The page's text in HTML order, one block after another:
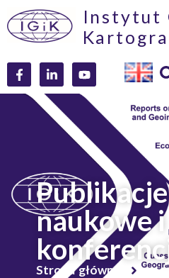
Instytut
Publikacje
naukowe i
Strona główna